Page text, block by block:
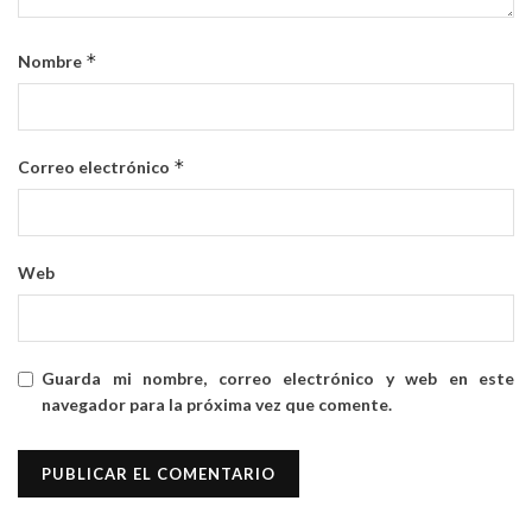
Nombre *
Correo electrónico *
Web
Guarda mi nombre, correo electrónico y web en este
navegador para la próxima vez que comente.